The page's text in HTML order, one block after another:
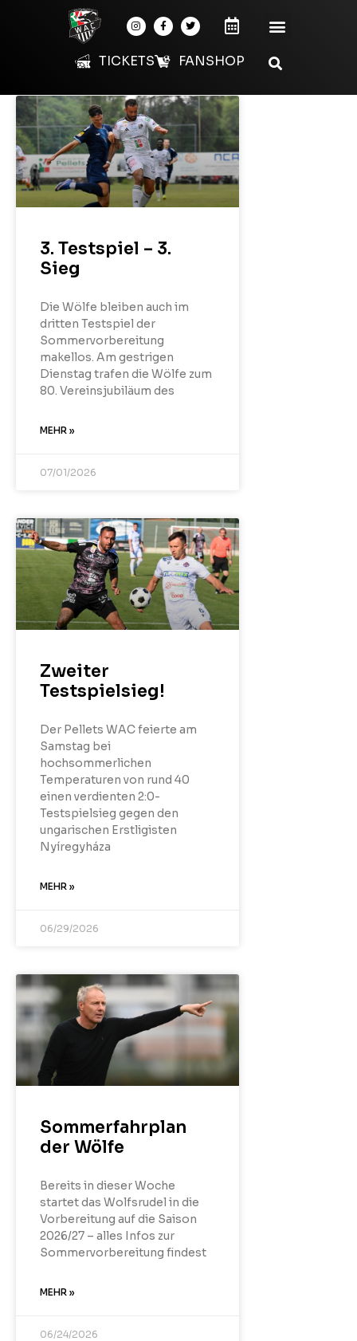
TICKETS FANSHOP
3. Testspiel – 3.
Sieg
Die Wölfe bleiben auch im
dritten Testspiel der
Sommervorbereitung
makellos. Am gestrigen
Dienstag trafen die Wölfe zum
80. Vereinsjubiläum des
MEHR »
07/01/2026
Zweiter
Testspielsieg!
Der Pellets WAC feierte am
Samstag bei
hochsommerlichen
Temperaturen von rund 40
einen verdienten 2:0-
Testspielsieg gegen den
ungarischen Erstligisten
Nyíregyháza
MEHR »
06/29/2026
Sommerfahrplan
der Wölfe
Bereits in dieser Woche
startet das Wolfsrudel in die
Vorbereitung auf die Saison
2026/27 – alles Infos zur
Sommervorbereitung findest
MEHR »
06/24/2026